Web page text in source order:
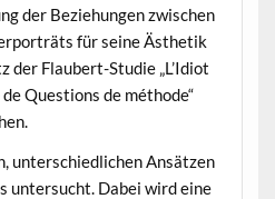
der Beziehungen zwischen
für seine Ästhetik
der Flaubert-Studie „L’Idiot
Questions de méthode“
unterschiedlichen Ansätzen
untersucht. Dabei wird eine